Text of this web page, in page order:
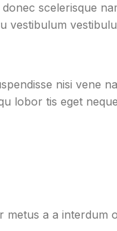
scelerisque
vestibulum
nisi vene
lobor tis eget
a a